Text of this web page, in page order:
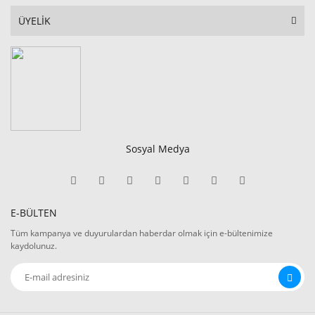
ÜYELİK
Sosyal Medya
E-BÜLTEN
Tüm kampanya ve duyurulardan haberdar olmak için e-bültenimize
kaydolunuz.